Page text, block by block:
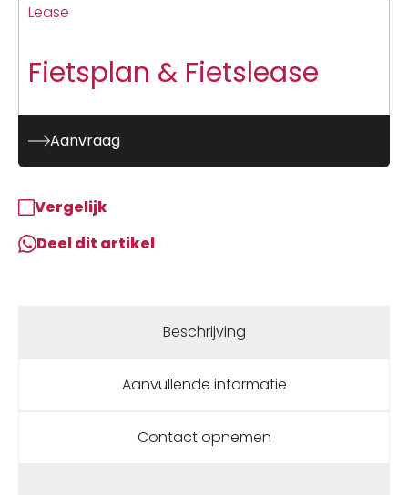
Lease
Fietsplan & Fietslease
Aanvraag
Vergelijk
Deel dit artikel
Beschrijving
Aanvullende informatie
Contact opnemen